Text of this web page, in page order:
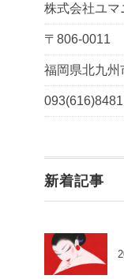
株式会社ユマ
〒806-0011
福岡県北九州
093(616)8481
新着記事